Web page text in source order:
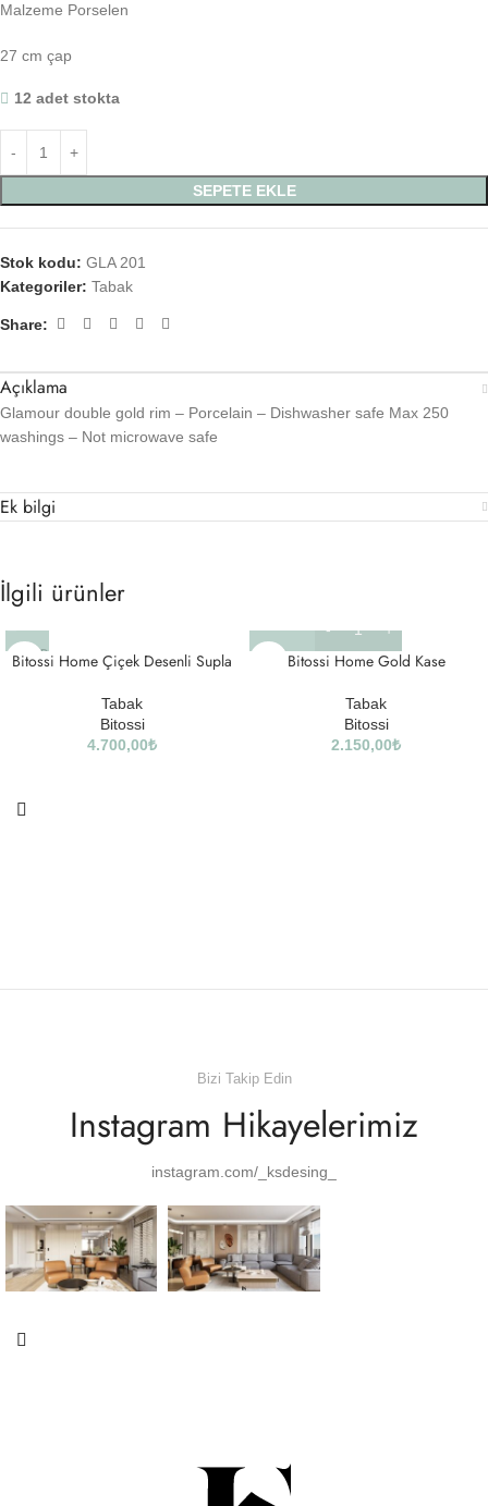
Malzeme Porselen
27 cm çap
12 adet stokta
SEPETE EKLE
Stok kodu: GLA 201
Kategoriler: Tabak
Share:
Açıklama
Glamour double gold rim – Porcelain – Dishwasher safe Max 250
washings – Not microwave safe
Ek bilgi
İlgili ürünler
SOLD
OUT
Bitossi Home Çiçek Desenli Supla
Tabak
Bitossi
4.700,00₺
Bitossi Home Gold Kase
Tabak
Bitossi
2.150,00₺
Bizi Takip Edin
Instagram Hikayelerimiz
instagram.com/_ksdesing_